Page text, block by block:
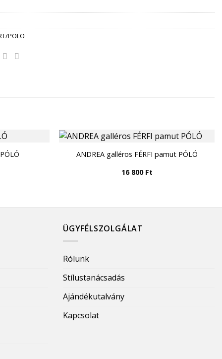
POLO
ANDREA galléros FÉRFI pamut PÓLÓ
16 800 Ft
ÜGYFÉLSZOLGÁLAT
Rólunk
Stílustanácsadás
Ajándékutalvány
Kapcsolat